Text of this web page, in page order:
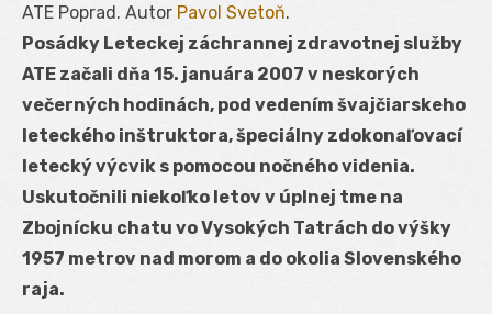
ATE Poprad. Autor Pavol Svetoň.
Posádky Leteckej záchrannej zdravotnej služby
ATE začali dňa 15. januára 2007 v neskorých
večerných hodinách, pod vedením švajčiarskeho
leteckého inštruktora, špeciálny zdokonaľovací
letecký výcvik s pomocou nočného videnia.
Uskutočnili niekoľko letov v úplnej tme na
Zbojnícku chatu vo Vysokých Tatrách do výšky
1957 metrov nad morom a do okolia Slovenského
raja.